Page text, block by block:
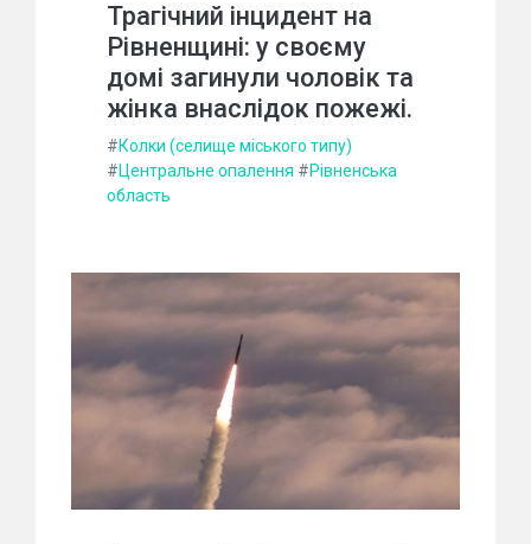
Трагічний інцидент на
Рівненщині: у своєму
домі загинули чоловік та
жінка внаслідок пожежі.
#Колки (селище міського типу)
#Центральне опалення #Рівненська
область